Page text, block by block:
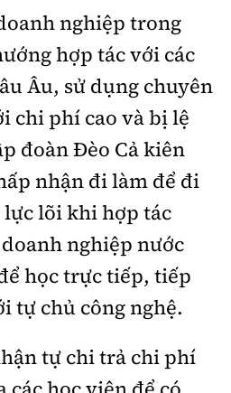
nghiệp trong
hợp tác với các
Âu, sử dụng chuyên
chi phí cao và bị lệ
đoànĐèo Cả kiên
nhận đi làm để đi
lực lõi khi hợp tác
nghiệp nước
học trực tiếp, tiếp
tự chủ công nghệ.
tự chi trả chi phí